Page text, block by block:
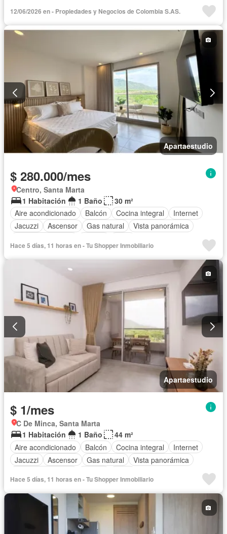
Vista panorámica
Sauna Seguridad privada
Piscina
Agua
12/06/2026 en - Propiedades y Negocios de Colombia S.AS.
Apartaestudio
$ 280.000/mes
Centro, Santa Marta
1 Habitación
1 Baño
30 m²
Aire acondicionado
Balcón Cocina integral
Internet
Jacuzzi
Ascensor Gas natural
Vista panorámica
Hace 5 días, 11 horas en - Tu Shopper Inmobiliario
Apartaestudio
$ 1/mes
C De Minca, Santa Marta
1 Habitación
1 Baño
44 m²
Aire acondicionado
Balcón Cocina integral
Internet
Jacuzzi
Ascensor Gas natural
Vista panorámica
Hace 5 días, 11 horas en - Tu Shopper Inmobiliario